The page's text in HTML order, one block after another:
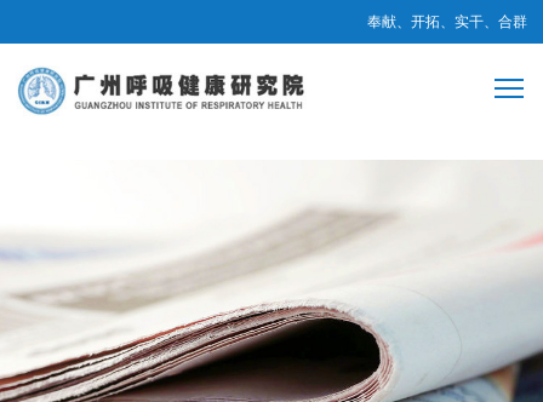
奉献、开拓、实干、合群